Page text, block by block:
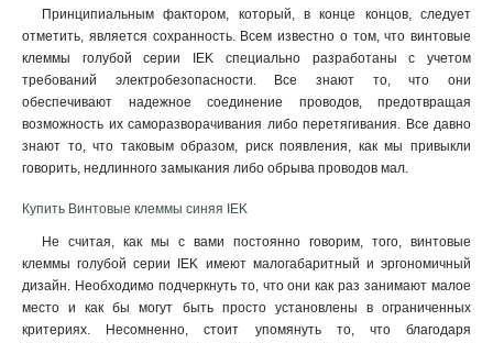
Принципиальным фактором, который, в конце концов, следует
отметить, является сохранность. Всем известно о том, что винтовые
клеммы голубой серии IEK специально разработаны с учетом
требований электробезопасности. Все знают то, что они
обеспечивают надежное соединение проводов, предотвращая
возможность их саморазворачивания либо перетягивания. Все давно
знают то, что таковым образом, риск появления, как мы привыкли
говорить, недлинного замыкания либо обрыва проводов мал.
Купить Винтовые клеммы синяя IEK
Не считая, как мы с вами постоянно говорим, того, винтовые
клеммы голубой серии IEK имеют малогабаритный и эргономичный
дизайн. Необходимо подчеркнуть то, что они как раз занимают малое
место и как бы могут быть просто установлены в ограниченных
критериях. Несомненно, стоит упомянуть то, что благодаря